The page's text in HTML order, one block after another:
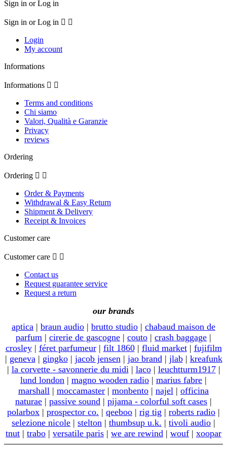
Sign in or Log in
Sign in or Log in  
Login
My account
Informations
Informations  
Terms and conditions
Chi siamo
Valori, Qualità e Garanzie
Privacy
reviews
Ordering
Ordering  
Order & Payments
Withdrawal & Easy Return
Shipment & Delivery
Receipt & Invoices
Customer care
Customer care  
Contact us
Request guarantee service
Request a return
our brands
aptica | braun audio | brutto studio | chabaud maison de
parfum | cirerie de gascogne | couto | crash baggage |
crosley| féret parfumeur| filt 1860| fluid market| fujifilm
| geneva| gingko| jacob jensen| jao brand| jlab| kreafunk
| la corvette - savonnerie du midi| laco| leuchtturm1917|
lund london | magno wooden radio | marius fabre |
marshall | moccamaster | monbento | najel | officina
naturae | passive sound | pijama - colorful soft cases |
polarbox | prospector co. | qeeboo | rig tig | roberts radio |
selezione nicole | stelton | thumbsup u.k. | tivoli audio |
tnut | trabo | versatile paris | we are rewind | wouf | xoopar